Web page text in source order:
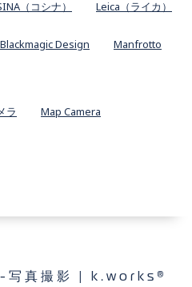
（コシナ） Leica（ライカ）
Blackmagic Design Manfrotto
ラ Map Camera
真撮影 | k.works®